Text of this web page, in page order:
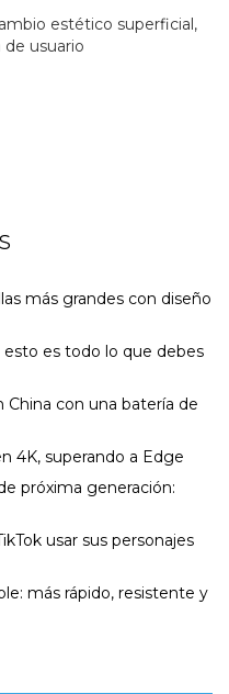
estético superficial,
usuario
más grandes con diseño
esto es todo lo que debes
China con una batería de
4K, superando a Edge
próxima generación:
usar sus personajes
más rápido, resistente y